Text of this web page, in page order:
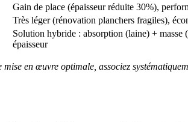
Gain de place (épaisseur réduite 30%),
Très léger (rénovation planchers fragiles),
Solution hybride : absorption (laine) + masse
épaisseur
en œuvre optimale, associez